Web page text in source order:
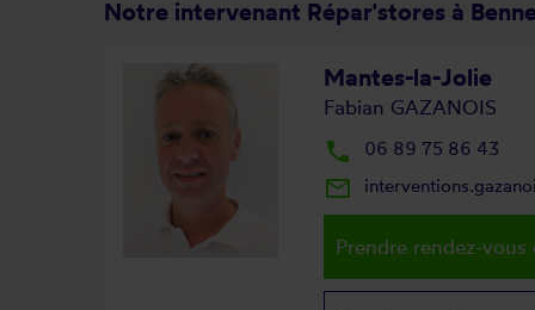
Notre intervenant Répar'stores à
Mantes-la-Jolie
Fabian GAZANOIS
local_phone 06 89 75 86 43
mail_outline
Prendre rendez-vous